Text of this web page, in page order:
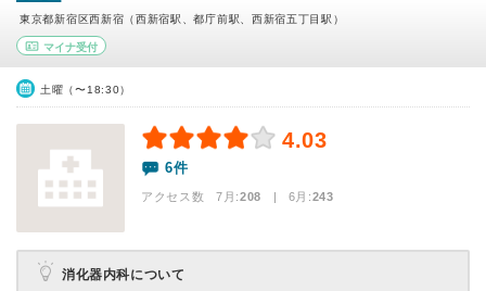
東京都新宿区西新宿（西新宿駅、都庁前駅、西新宿五丁目駅）
マイナ受付
土曜（〜18:30）
4.03
6件
アクセス数 7月:208 | 6月:243
消化器内科について